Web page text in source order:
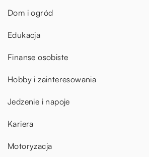
Dom i ogród
Edukacja
Finanse osobiste
Hobby i zainteresowania
Jedzenie i napoje
Kariera
Motoryzacja